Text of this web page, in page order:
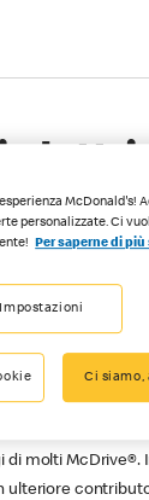
di ridurre
con
molti McDrive®.
ulteriore
McDonald's!
personalizzate. Ci
Per saperne di più
Impostazioni
Ci siamo,